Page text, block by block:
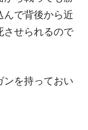
んで背後から近
させられるので
ンを持っておい